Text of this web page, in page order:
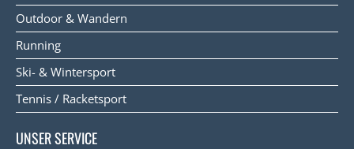
Outdoor & Wandern
Running
Ski- & Wintersport
Tennis / Racketsport
UNSER SERVICE